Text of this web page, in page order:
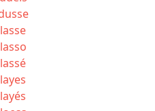
lasse
lasso
lassé
layes
layés